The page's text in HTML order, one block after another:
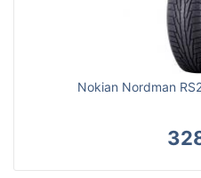
Nokian Nordman